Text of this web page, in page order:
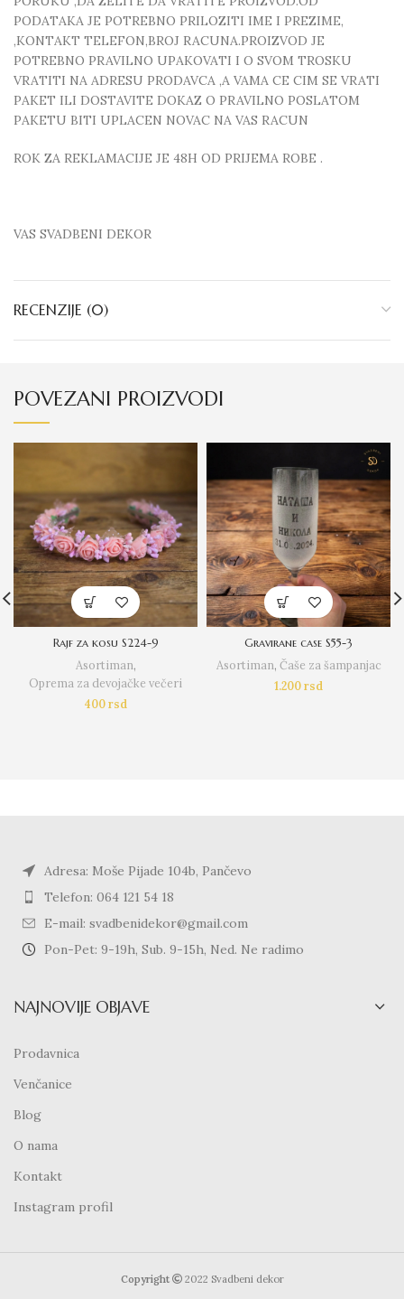
PODATAKA JE POTREBNO PRILOZITI IME I PREZIME,
,KONTAKT TELEFON,BROJ RACUNA.PROIZVOD JE
POTREBNO PRAVILNO UPAKOVATI I O SVOM TROSKU
VRATITI NA ADRESU PRODAVCA ,A VAMA CE CIM SE VRATI
PAKET ILI DOSTAVITE DOKAZ O PRAVILNO POSLATOM
PAKETU BITI UPLACEN NOVAC NA VAS RACUN
ROK ZA REKLAMACIJE JE 48H OD PRIJEMA ROBE .
VAS SVADBENI DEKOR
RECENZIJE (0)
POVEZANI PROIZVODI
Rajf za kosu S224-9
Asortiman,
Oprema za devojačke večeri
400rsd
Gravirane case S55-3
Asortiman, Čaše za šampanjac
1.200rsd
Adresa: Moše Pijade 104b, Pančevo
Telefon: 064 121 54 18
E-mail: svadbenidekor@gmail.com
Pon-Pet: 9-19h, Sub. 9-15h, Ned. Ne radimo
NAJNOVIJE OBJAVE
Prodavnica
Venčanice
Blog
O nama
Kontakt
Instagram profil
Copyright 2022 Svadbeni dekor